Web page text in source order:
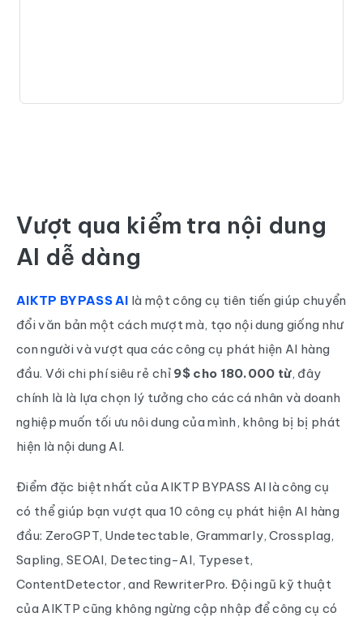
Vượt qua kiểm tra nội dung
AI dễ dàng
AIKTP BYPASS AI là một công cụ tiên tiến giúp chuyển
đổi văn bản một cách mượt mà, tạo nội dung giống như
con người và vượt qua các công cụ phát hiện AI hàng
đầu. Với chi phí siêu rẻ chỉ 9$ cho 180.000 từ, đây
chính là là lựa chọn lý tưởng cho các cá nhân và doanh
nghiệp muốn tối ưu nôi dung của mình, không bị bị phát
hiện là nội dung AI.
Điểm đặc biệt nhất của AIKTP BYPASS AI là công cụ
có thể giúp bạn vượt qua 10 công cụ phát hiện AI hàng
đầu: ZeroGPT, Undetectable, Grammarly, Crossplag,
Sapling, SEOAI, Detecting-AI, Typeset,
ContentDetector, and RewriterPro. Đội ngũ kỹ thuật
của AIKTP cũng không ngừng cập nhập để công cụ có